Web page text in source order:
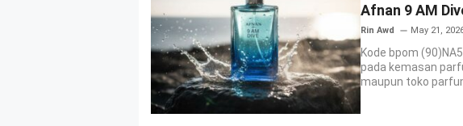
Afnan 9 AM
Rin Awd May 21,
Kode bpom
pada kemasan
maupun toko